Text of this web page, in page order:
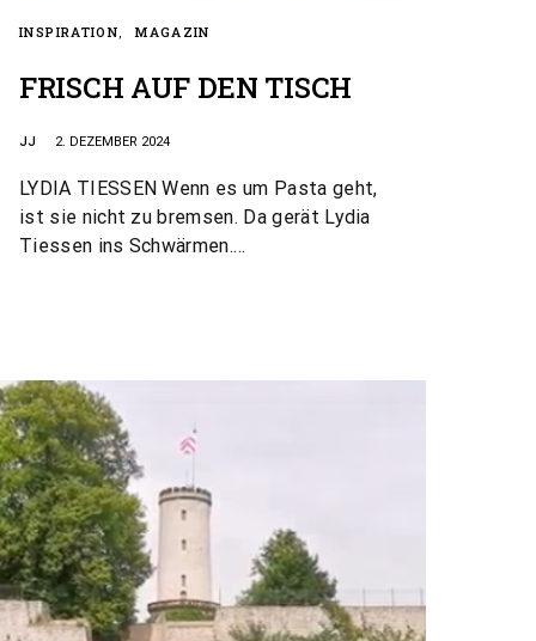
INSPIRATION MAGAZIN
FRISCH AUF DEN TISCH
JJ 2. DEZEMBER 2024
LYDIA TIESSEN Wenn es um Pasta geht,
ist sie nicht zu bremsen. Da gerät Lydia
Tiessen ins Schwärmen.…